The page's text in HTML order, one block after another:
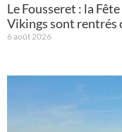
Le Fousseret : la
Vikings sont rentrés
6 août 2026